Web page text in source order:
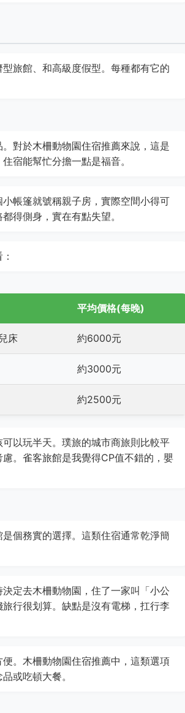
旅館、和高級度假型。每種都有它的
對於木柵動物園住宿推薦來說，這是
宿能幫忙分擔一點是福音。
帳篷就號稱親子房，實際空間小得可
得側身，實在有點失望。
平均價格(每晚)
床 約6000元
約3000元
約2500元
以玩半天。璞旅的城市商旅則比較平
。雀客旅館是我覺得CP值不錯的，嬰
個務實的選擇。這類住宿通常乾淨簡
定去木柵動物園，住了一家叫「小公
行很划算。缺點是沒有電梯，扛行李
。木柵動物園住宿推薦中，這類選項
或吃頓大餐。